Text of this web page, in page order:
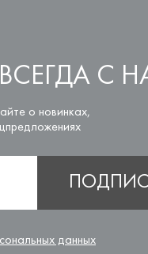
С
о новинках,
данных